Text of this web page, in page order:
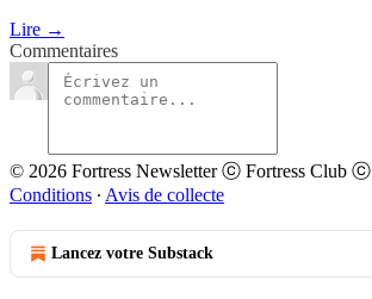
Lire →
Commentaires
© 2026 Fortress Newsletter ⓒ Fortress Club ⓒ
Conditions ∙ Avis de collecte
Lancez votre Substack